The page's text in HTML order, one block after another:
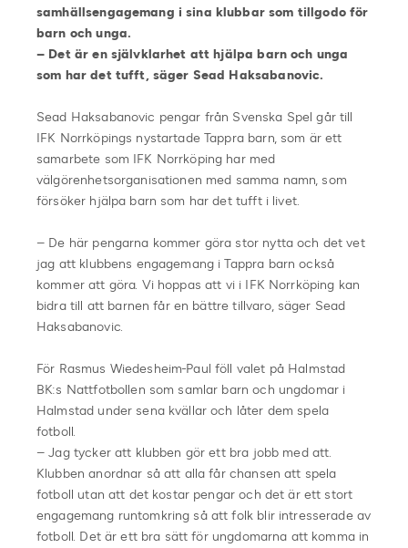
samhällsengagemang i sina klubbar som tillgodo för
barn och unga.
– Det är en självklarhet att hjälpa barn och unga
som har det tufft, säger Sead Haksabanovic.
Sead Haksabanovic pengar från Svenska Spel går till
IFK Norrköpings nystartade Tappra barn, som är ett
samarbete som IFK Norrköping har med
välgörenhetsorganisationen med samma namn, som
försöker hjälpa barn som har det tufft i livet.
– De här pengarna kommer göra stor nytta och det vet
jag att klubbens engagemang i Tappra barn också
kommer att göra. Vi hoppas att vi i IFK Norrköping kan
bidra till att barnen får en bättre tillvaro, säger Sead
Haksabanovic.
För Rasmus Wiedesheim-Paul föll valet på Halmstad
BK:s Nattfotbollen som samlar barn och ungdomar i
Halmstad under sena kvällar och låter dem spela
fotboll.
– Jag tycker att klubben gör ett bra jobb med att.
Klubben anordnar så att alla får chansen att spela
fotboll utan att det kostar pengar och det är ett stort
engagemang runtomkring så att folk blir intresserade av
fotboll. Det är ett bra sätt för ungdomarna att komma in